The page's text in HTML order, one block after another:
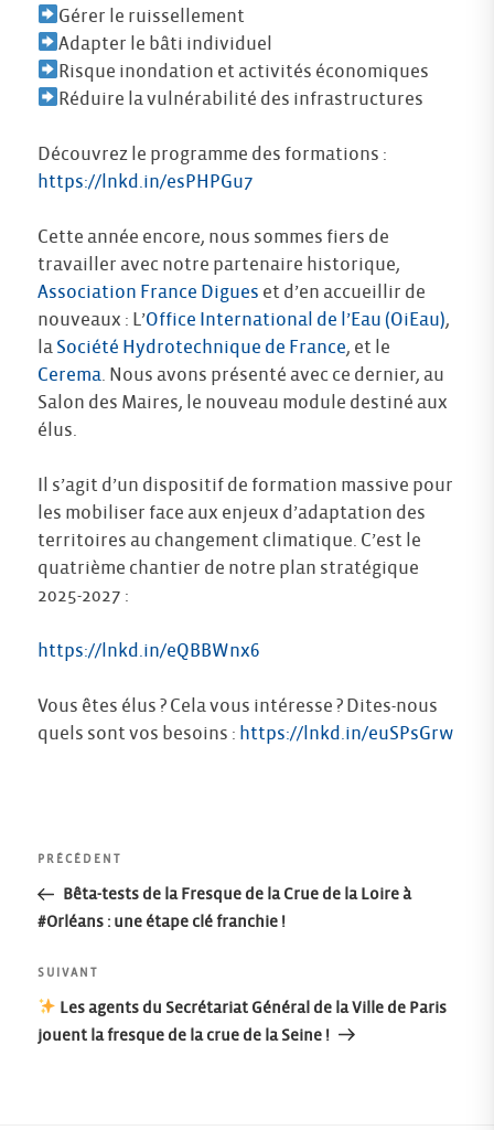
Gérer le ruissellement
Adapter le bâti individuel
Risque inondation et activités économiques
Réduire la vulnérabilité des infrastructures
Découvrez le programme des formations :
https://lnkd.in/esPHPGu7
Cette année encore, nous sommes fiers de
travailler avec notre partenaire historique,
Association France Digues et d’en accueillir de
nouveaux : L’Office International de l’Eau (OiEau),
la Société Hydrotechnique de France, et le
Cerema. Nous avons présenté avec ce dernier, au
Salon des Maires, le nouveau module destiné aux
élus.
Il s’agit d’un dispositif de formation massive pour
les mobiliser face aux enjeux d’adaptation des
territoires au changement climatique. C’est le
quatrième chantier de notre plan stratégique
2025-2027 :
https://lnkd.in/eQBBWnx6
Vous êtes élus ? Cela vous intéresse ? Dites-nous
quels sont vos besoins : https://lnkd.in/euSPsGrw
Navigation
de
l’article
Article
précédent
PRÉCÉDENT
Bêta-tests de la Fresque de la Crue de la Loire à
#Orléans : une étape clé franchie !
Article
suivant
SUIVANT
Les agents du Secrétariat Général de la Ville de Paris
jouent la fresque de la crue de la Seine !